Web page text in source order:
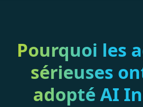
Pourquoi les
sérieuses
adopté AI